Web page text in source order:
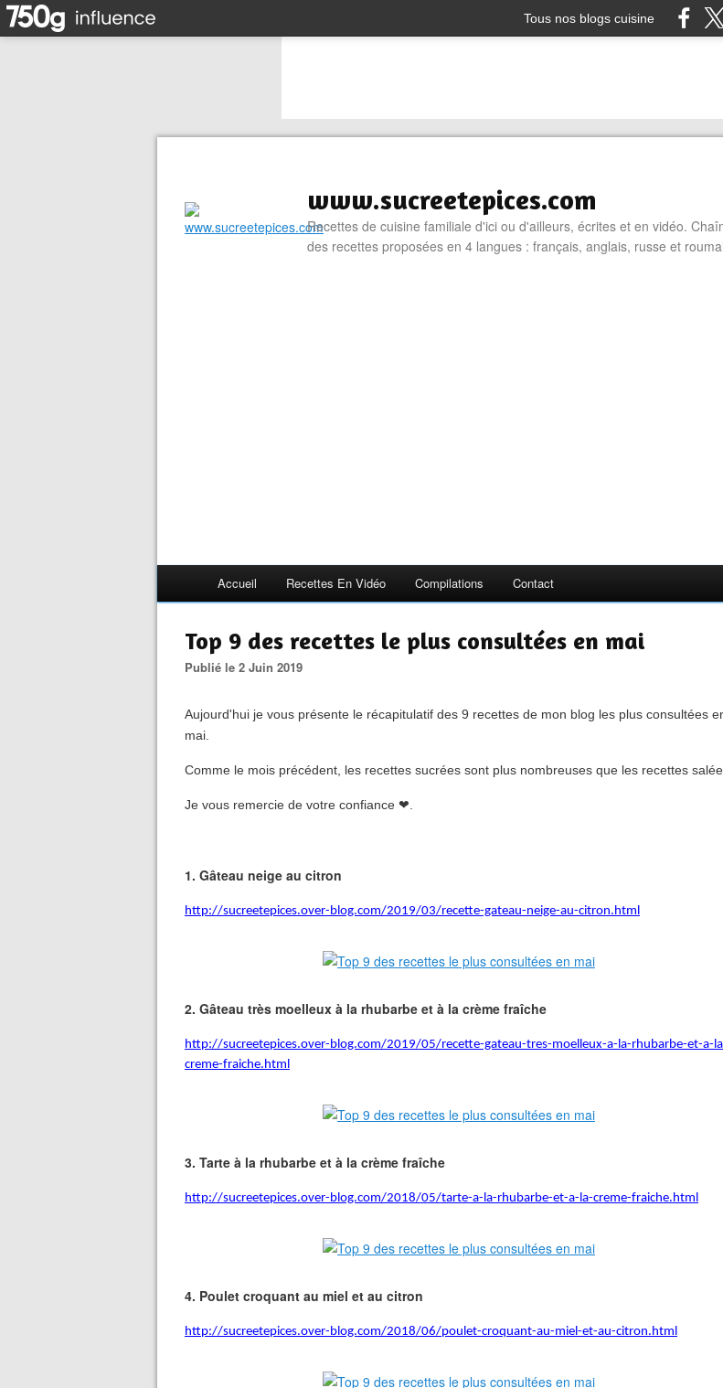
Tous nos blogs cuisine
www.sucreetepices.com
Recettes de cuisine familiale d'ici ou d'ailleurs, écrites et en vidéo.
des recettes proposées en 4 langues : français, anglais, russe et
Accueil Recettes En Vidéo Compilations Contact
Top 9 des recettes le plus consultées en mai
Publié le 2 Juin 2019
Aujourd'hui je vous présente le récapitulatif des 9 recettes de mon blog les plus consultées
mai.
Comme le mois précédent, les recettes sucrées sont plus nombreuses que les recettes
Je vous remercie de votre confiance ❤.
1. Gâteau neige au citron
http://sucreetepices.over-blog.com/2019/03/recette-gateau-neige-au-citron.html
2. Gâteau très moelleux à la rhubarbe et à la crème fraîche
http://sucreetepices.over-blog.com/2019/05/recette-gateau-tres-moelleux-a-la-rhubarbe-et-a-
creme-fraiche.html
3. Tarte à la rhubarbe et à la crème fraîche
http://sucreetepices.over-blog.com/2018/05/tarte-a-la-rhubarbe-et-a-la-creme-fraiche.html
4. Poulet croquant au miel et au citron
http://sucreetepices.over-blog.com/2018/06/poulet-croquant-au-miel-et-au-citron.html